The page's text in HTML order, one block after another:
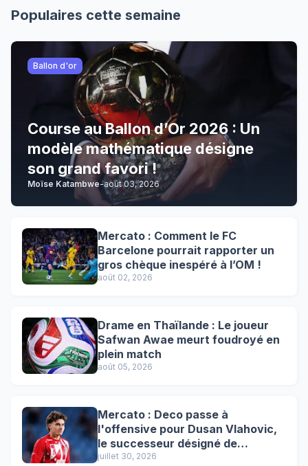
Populaires cette semaine
Ballon d'or
Course au Ballon d’Or 2026 : Un
modèle mathématique désigne
son grand favori !
Moïse Katambwe-août 03, 2026
Mercato : Comment le FC
Barcelone pourrait rapporter un
gros chèque inespéré à l’OM !
août 02, 2026
Drame en Thaïlande : Le joueur
Safwan Awae meurt foudroyé en
plein match
août 05, 2026
Mercato : Deco passe à
l'offensive pour Dusan Vlahovic,
le successeur désigné de
Lewandowski !
juillet 30, 2026